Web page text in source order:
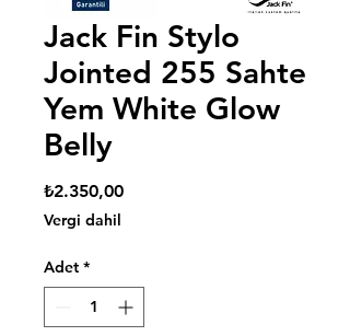
Jack Fin Stylo
Jointed 255 Sahte
Yem White Glow
Belly
₺2.350,00Fiyat
Vergi dahil
Adet *